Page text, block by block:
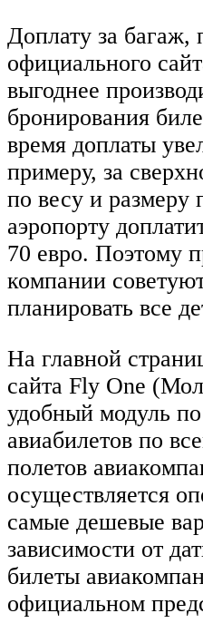
Доплату за багаж,
официального
выгоднее
бронирования
время доплаты
примеру, за
по весу и размеру
аэропорту
70 евро. Поэтому
компании
планировать все
На главной
сайта Fly One
удобный модуль
авиабилетов по
полетов
осуществляется
самые дешевые
зависимости от
билеты
официальном